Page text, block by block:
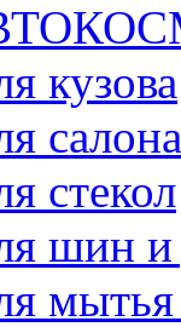
кузова
салона
стекол
шин и